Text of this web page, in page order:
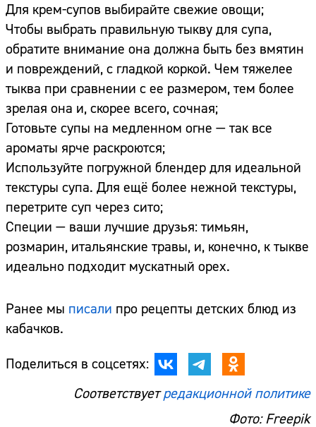
Для крем-супов выбирайте свежие овощи;
Чтобы выбрать правильную тыкву для супа,
обратите внимание она должна быть без вмятин
и повреждений, с гладкой коркой. Чем тяжелее
тыква при сравнении с ее размером, тем более
зрелая она и, скорее всего, сочная;
Готовьте супы на медленном огне — так все
ароматы ярче раскроются;
Используйте погружной блендер для идеальной
текстуры супа. Для ещё более нежной текстуры,
перетрите суп через сито;
Специи — ваши лучшие друзья: тимьян,
розмарин, итальянские травы, и, конечно, к тыкве
идеально подходит мускатный орех.
Ранее мы писали про рецепты детских блюд из
кабачков.
Поделиться в соцсетях:
Соответствуетредакционной политике
Фото: Freepik